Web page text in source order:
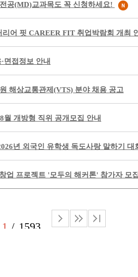
공(MD)교과목도 꼭 신청하세요!
리어 핏 CAREER FIT 취업박람회 개최
면접정보 안내
해상교통관제(VTS) 분야 채용 공고
월 개방형 직위 공개모집 안내
년 외국인 유학생 독도사랑 말하기 대
업 프로젝트 '모두의 해커톤' 참가자 모
1 1593